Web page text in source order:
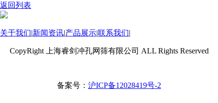
返回列表
关于我们|新闻资讯|产品展示|联系我们|
CopyRight 上海睿剑冲孔网筛有限公司 ALL Rights Reserved
备案号： 沪ICP备12028419号-2